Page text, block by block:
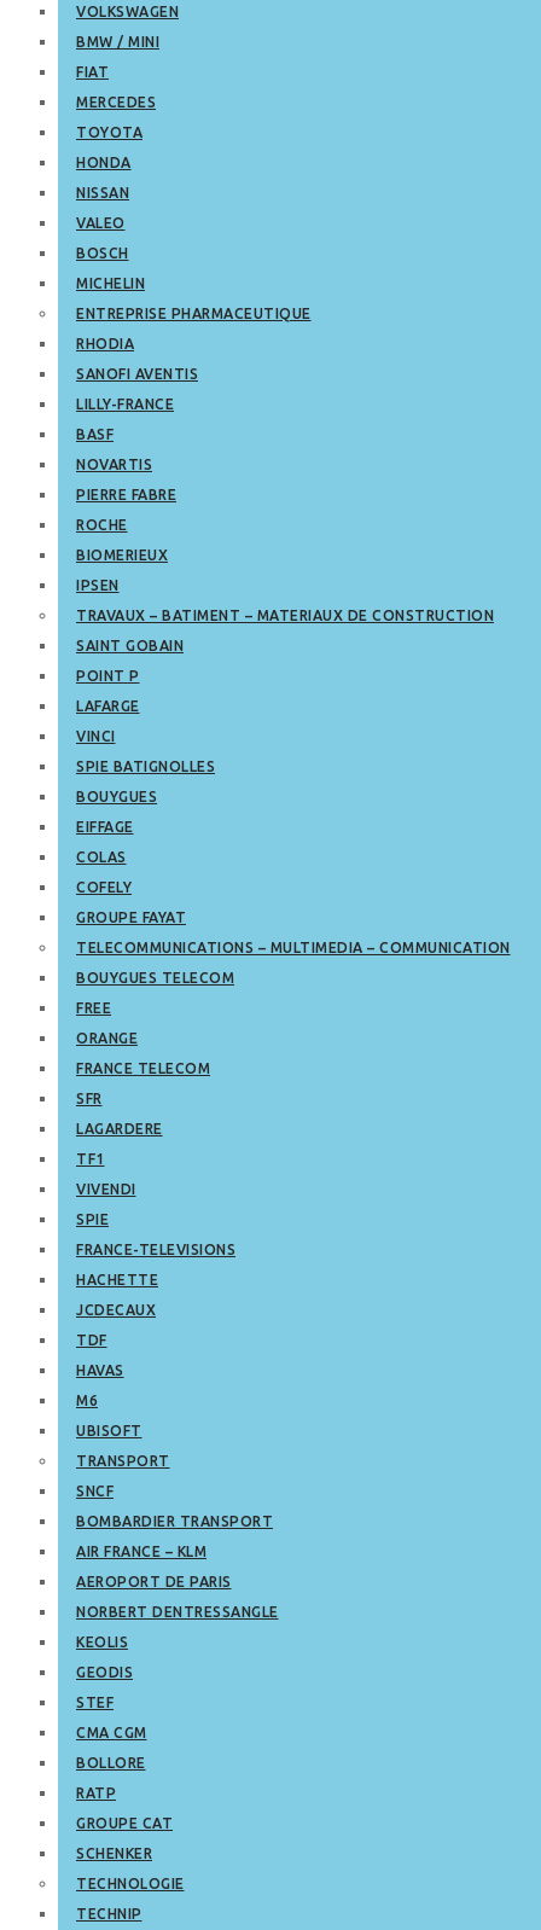
VOLKSWAGEN
BMW / MINI
FIAT
MERCEDES
TOYOTA
HONDA
NISSAN
VALEO
BOSCH
MICHELIN
ENTREPRISE PHARMACEUTIQUE
RHODIA
SANOFI AVENTIS
LILLY-FRANCE
BASF
NOVARTIS
PIERRE FABRE
ROCHE
BIOMERIEUX
IPSEN
TRAVAUX – BATIMENT – MATERIAUX DE CONSTRUCTION
SAINT GOBAIN
POINT P
LAFARGE
VINCI
SPIE BATIGNOLLES
BOUYGUES
EIFFAGE
COLAS
COFELY
GROUPE FAYAT
TELECOMMUNICATIONS – MULTIMEDIA – COMMUNICATION
BOUYGUES TELECOM
FREE
ORANGE
FRANCE TELECOM
SFR
LAGARDERE
TF1
VIVENDI
SPIE
FRANCE-TELEVISIONS
HACHETTE
JCDECAUX
TDF
HAVAS
M6
UBISOFT
TRANSPORT
SNCF
BOMBARDIER TRANSPORT
AIR FRANCE – KLM
AEROPORT DE PARIS
NORBERT DENTRESSANGLE
KEOLIS
GEODIS
STEF
CMA CGM
BOLLORE
RATP
GROUPE CAT
SCHENKER
TECHNOLOGIE
TECHNIP